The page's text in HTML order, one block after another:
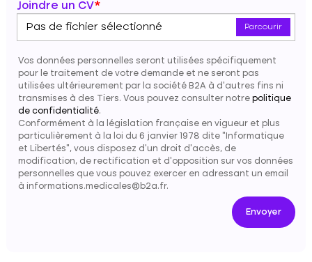
Joindre un CV*
Pas de fichier sélectionné
Parcourir
Vos données personnelles seront utilisées spécifiquement
pour le traitement de votre demande et ne seront pas
utilisées ultérieurement par la société B2A à d'autres fins ni
transmises à des Tiers. Vous pouvez consulter notre politique
de confidentialité.
Conformément à la législation française en vigueur et plus
particulièrement à la loi du 6 janvier 1978 dite "Informatique
et Libertés", vous disposez d'un droit d'accès, de
modification, de rectification et d'opposition sur vos données
personnelles que vous pouvez exercer en adressant un email
à informations.medicales@b2a.fr.
Envoyer